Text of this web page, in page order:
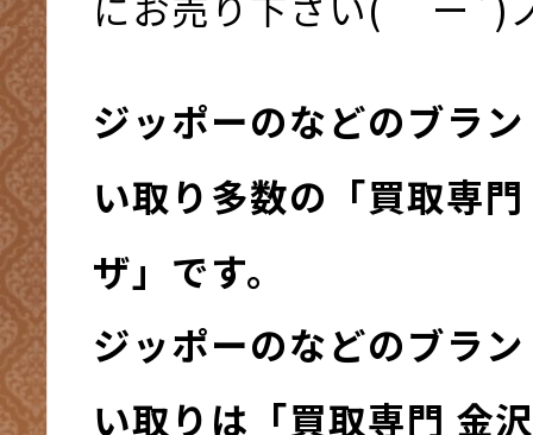
ジッポーのなどのブラ
い取り多数の「買取専
ザ」です。
ジッポーのなどのブラ
い取りは「買取専門 金